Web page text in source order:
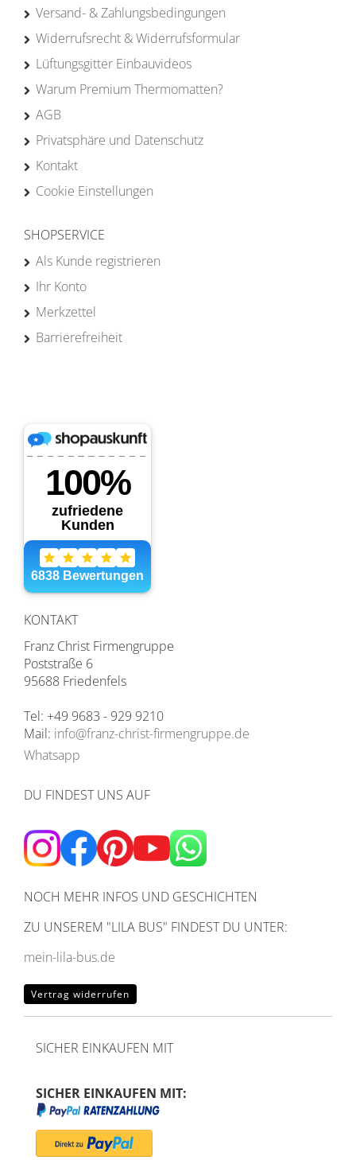
Versand- & Zahlungsbedingungen
Widerrufsrecht & Widerrufsformular
Lüftungsgitter Einbauvideos
Warum Premium Thermomatten?
AGB
Privatsphäre und Datenschutz
Kontakt
Cookie Einstellungen
SHOPSERVICE
Als Kunde registrieren
Ihr Konto
Merkzettel
Barrierefreiheit
KONTAKT
Franz Christ Firmengruppe
Poststraße 6
95688 Friedenfels
Tel: +49 9683 - 929 9210
Mail: info@franz-christ-firmengruppe.de
Whatsapp
DU FINDEST UNS AUF
NOCH MEHR INFOS UND GESCHICHTEN
ZU UNSEREM "LILA BUS" FINDEST DU UNTER:
mein-lila-bus.de
Vertrag widerrufen
SICHER EINKAUFEN MIT
SICHER EINKAUFEN MIT: